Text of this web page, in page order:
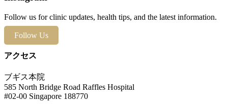
Follow us for clinic updates, health tips, and the latest information.
Follow Us
アクセス
ブギス本院
585 North Bridge Road Raffles Hospital
#02-00 Singapore 188770